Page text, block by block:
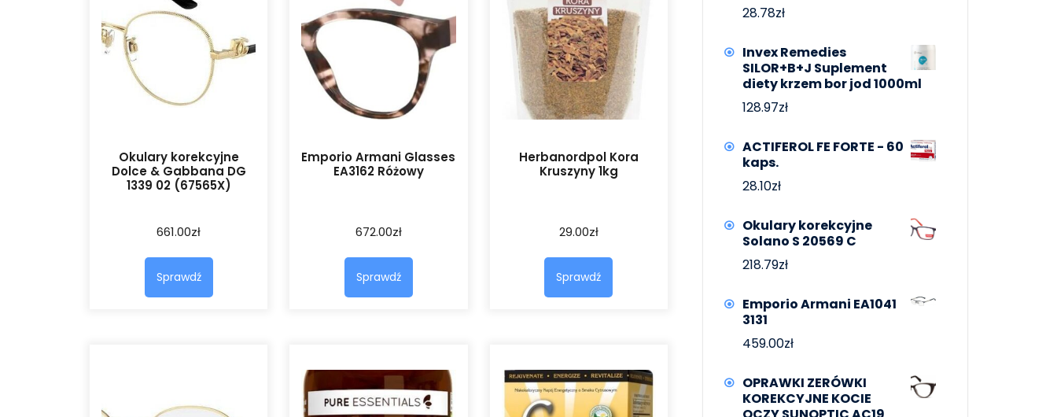
Okulary korekcyjne
Dolce & Gabbana DG
1339 02 (67565X)
661.00zł
Sprawdź
Emporio Armani Glasses
EA3162 Różowy
672.00zł
Sprawdź
Herbanordpol Kora
Kruszyny 1kg
29.00zł
Sprawdź
28.78zł
Invex Remedies
SILOR+B+J Suplement
diety krzem bor jod 1000ml
128.97zł
ACTIFEROL FE FORTE - 60
kaps.
28.10zł
Okulary korekcyjne
Solano S 20569 C
218.79zł
Emporio Armani EA1041
3131
459.00zł
OPRAWKI ZERÓWKI
KOREKCYJNE KOCIE